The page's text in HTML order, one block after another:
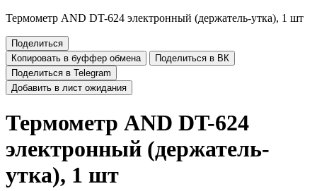
Термометр AND DT-624 электронный (держатель-утка), 1 шт
Поделиться
Копировать в буффер обмена
Поделиться в ВК
Поделиться в Telegram
Добавить в лист ожидания
Термометр AND DT-624
электронный (держатель-
утка), 1 шт